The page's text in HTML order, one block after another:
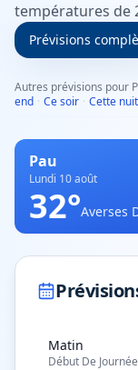
températures de
Prévisions
Autres prévisions pour
end · Ce soir · Cette nuit
Pau
Lundi 10 août
32°Averses
Matin
Début De